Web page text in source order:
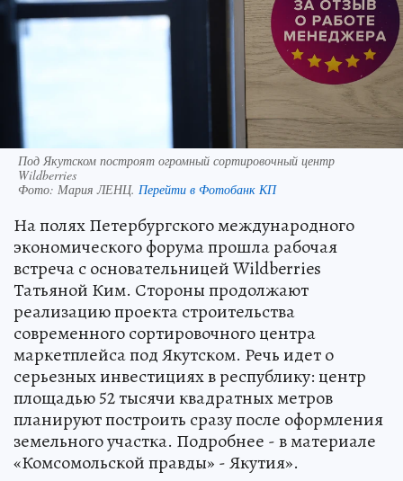
Под Якутском построят огромный сортировочный центр
Wildberries
Фото: Мария ЛЕНЦ. Перейти в Фотобанк КП
На полях Петербургского международного
экономического форума прошла рабочая
встреча с основательницей Wildberries
Татьяной Ким. Стороны продолжают
реализацию проекта строительства
современного сортировочного центра
маркетплейса под Якутском. Речь идет о
серьезных инвестициях в республику: центр
площадью 52 тысячи квадратных метров
планируют построить сразу после оформления
земельного участка. Подробнее - в материале
«Комсомольской правды» - Якутия».